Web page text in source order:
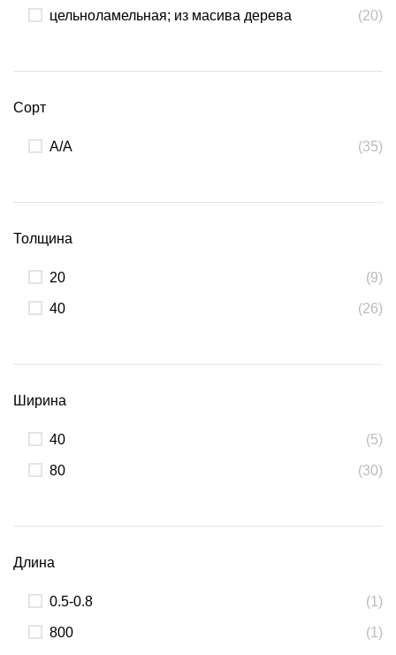
цельноламельная; из масива дерева (20)
Сорт
А/А (35)
Толщина
20 (9)
40 (26)
Ширина
40 (5)
80 (30)
Длина
0.5-0.8 (1)
800 (1)